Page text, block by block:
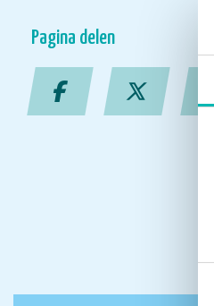
Pagina delen